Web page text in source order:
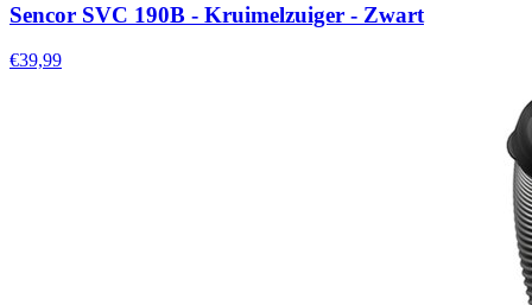
Sencor SVC 190B - Kruimelzuiger - Zwart
€39,99